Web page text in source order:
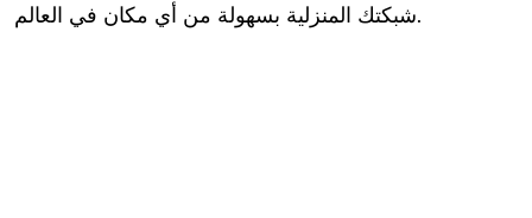
شبكتك المنزلية بسهولة من أي مكان في العالم.